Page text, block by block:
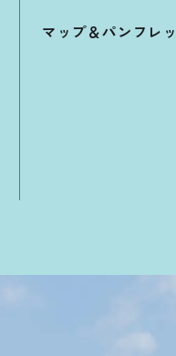
マップ＆パンフレ